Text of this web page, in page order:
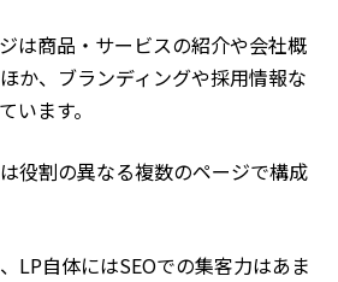
は商品・サービスの紹介や会社概
か、ブランディングや採用情報な
います。
役割の異なる複数のページで構成
LP自体にはSEOでの集客力はあま